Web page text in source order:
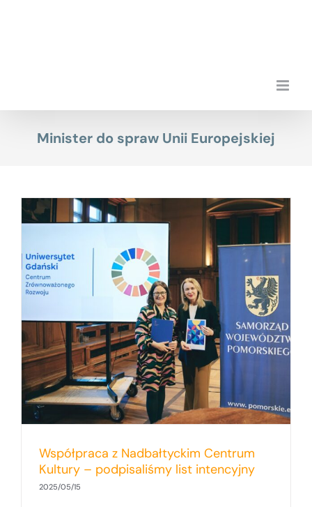
Minister do spraw Unii Europejskiej
Współpraca z Nadbałtyckim Centrum
Kultury – podpisaliśmy list intencyjny
2025/05/15